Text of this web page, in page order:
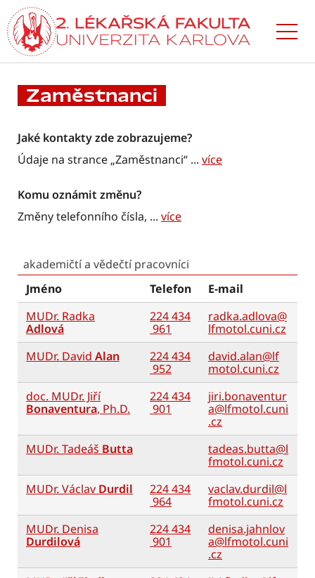
Přejít
k hlavnímu
obsahu
Zaměstnanci
Jaké kontakty zde zobrazujeme?
Údaje na strance „Zaměstnanci“ ... více
Komu oznámit změnu?
Změny telefonního čísla, ... více
akademičtí a vědečtí pracovníci
Jméno
Telefon
E-mail
MUDr. Radka
Adlová
224 434
961
radka.adlova@
lfmotol.cuni.cz
MUDr. David Alan
224 434
952
david.alan@lf
motol.cuni.cz
doc. MUDr. Jiří
Bonaventura, Ph.D.
224 434
901
jiri.bonaventur
a@lfmotol.cuni
.cz
MUDr. Tadeáš Butta
tadeas.butta@l
fmotol.cuni.cz
MUDr. Václav Durdil
224 434
964
vaclav.durdil@l
fmotol.cuni.cz
MUDr. Denisa
Durdilová
224 434
901
denisa.jahnlov
a@lfmotol.cuni
.cz